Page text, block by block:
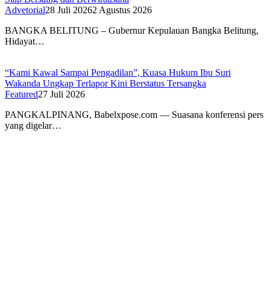
Advetorial28 Juli 20262 Agustus 2026
BANGKA BELITUNG – Gubernur Kepulauan Bangka Belitung,
Hidayat…
“Kami Kawal Sampai Pengadilan”, Kuasa Hukum Ibu Suri
Wakanda Ungkap Terlapor Kini Berstatus Tersangka
Featured27 Juli 2026
PANGKALPINANG, Babelxpose.com — Suasana konferensi pers
yang digelar…